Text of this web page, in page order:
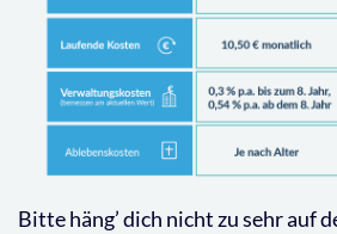
Bitte häng’ dich nicht zu sehr auf